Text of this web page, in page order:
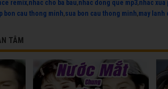
remix,nhac cho ba bau,nhac dong que mp3,nhac xua
bon cau thong minh,sua bon cau thong minh,may lanh
TÂM